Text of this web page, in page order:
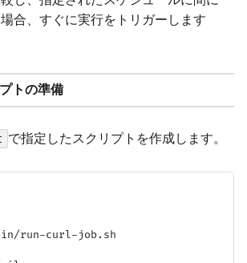
合、すぐに実行をトリガーします
トの準備
で指定したスクリプトを作成します。
run-curl-job.sh